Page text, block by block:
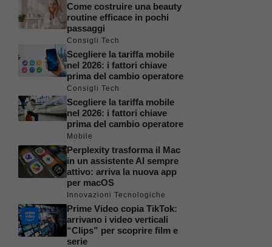
Come costruire una beauty
routine efficace in pochi
passaggi
Consigli Tech
Scegliere la tariffa mobile
nel 2026: i fattori chiave
prima del cambio operatore
Consigli Tech
Scegliere la tariffa mobile
nel 2026: i fattori chiave
prima del cambio operatore
Mobile
Perplexity trasforma il Mac
in un assistente AI sempre
attivo: arriva la nuova app
per macOS
Innovazioni Tecnologiche
Prime Video copia TikTok:
arrivano i video verticali
“Clips” per scoprire film e
serie